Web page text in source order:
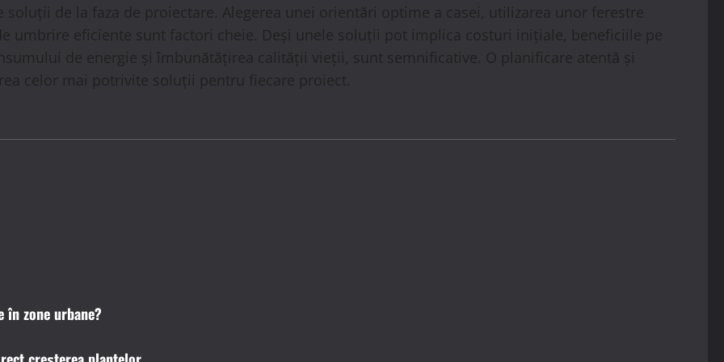
de la faza de proiectare. Alegerea unei orientări optime a casei, utilizarea unor ferestre
umbrire eficiente sunt factori cheie. Deși unele soluții pot implica costuri inițiale, beneficiile pe
de energie și îmbunătățirea calității vieții, sunt semnificative. O planificare atentă și
celor mai potrivite soluții pentru fiecare proiect.
zone urbane?